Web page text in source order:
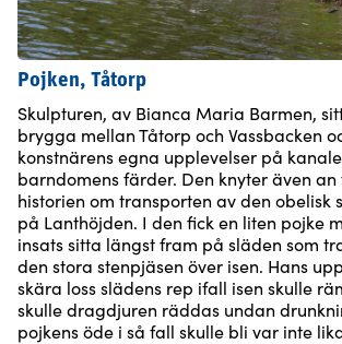
Pojken, Tåtorp
Skulpturen, av Bianca Maria Barmen,
brygga mellan Tåtorp och Vassbacken
konstnärens egna upplevelser på
barndomens färder. Den knyter även
historien om transporten av den obelisk
på Lanthöjden. I den fick en liten pojke
insats sitta längst fram på släden som
den stora stenpjäsen över isen. Hans
skära loss slädens rep ifall isen skulle
skulle dragdjuren räddas undan
pojkens öde i så fall skulle bli var inte